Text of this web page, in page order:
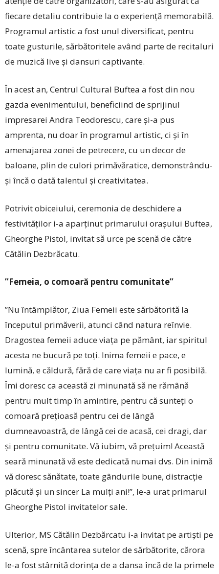
fiecare detaliu contribuie la o experiență memorabilă.
Programul artistic a fost unul diversificat, pentru
toate gusturile, sărbătoritele având parte de recitaluri
de muzică live și dansuri captivante.
În acest an, Centrul Cultural Buftea a fost din nou
gazda evenimentului, beneficiind de sprijinul
impresarei Andra Teodorescu, care și-a pus
amprenta, nu doar în programul artistic, ci și în
amenajarea zonei de petrecere, cu un decor de
baloane, plin de culori primăvăratice, demonstrându-
și încă o dată talentul și creativitatea.
Potrivit obiceiului, ceremonia de deschidere a
festivităților i-a aparținut primarului orașului Buftea,
Gheorghe Pistol, invitat să urce pe scenă de către
Cătălin Dezbrăcatu.
”Femeia, o comoară pentru comunitate”
”Nu întâmplător, Ziua Femeii este sărbătorită la
începutul primăverii, atunci când natura reînvie.
Dragostea femeii aduce viața pe pământ, iar spiritul
acesta ne bucură pe toți. Inima femeii e pace, e
lumină, e căldură, fără de care viața nu ar fi posibilă.
Îmi doresc ca această zi minunată să ne rămână
pentru mult timp în amintire, pentru că sunteți o
comoară prețioasă pentru cei de lângă
dumneavoastră, de lângă cei de acasă, cei dragi, dar
și pentru comunitate. Vă iubim, vă prețuim! Această
seară minunată vă este dedicată numai dvs. Din inimă
vă doresc sănătate, toate gândurile bune, distracție
plăcută și un sincer La mulți ani!”, le-a urat primarul
Gheorghe Pistol invitatelor sale.
Ulterior, MS Cătălin Dezbărcatu i-a invitat pe artiști pe
scenă, spre încântarea sutelor de sărbătorite, cărora
le-a fost stârnită dorința de a dansa încă de la primele